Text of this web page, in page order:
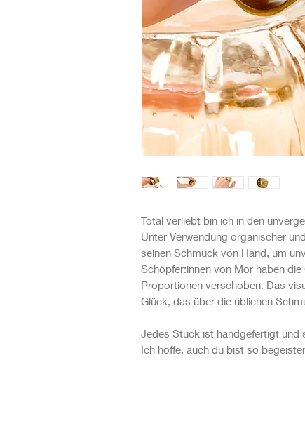
Total verliebt bin ich in den
Unter Verwendung organischer
seinen Schmuck von Hand, um
Schöpfer:innen von Mor haben
Proportionen verschoben. Das
Glück, das über die üblichen
Jedes Stück ist handgefertigt und
Ich hoffe, auch du bist so